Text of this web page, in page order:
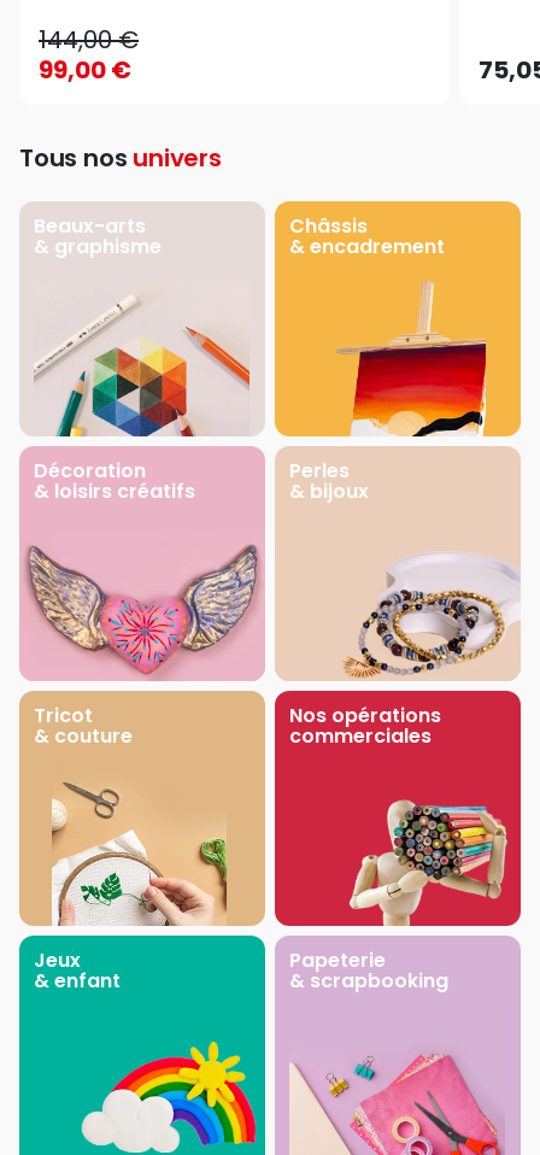
144,00 €
99,00 €
Tous nos univers
Beaux-arts
& graphisme
Châssis
& encadrement
Décoration
& loisirs créatifs
Perles
& bijoux
Tricot
& couture
Nos opérations
commerciales
Jeux
& enfant
Papeterie
& scrapbooking